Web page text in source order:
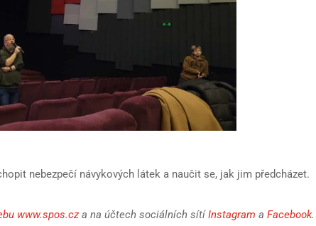
nebezpečí návykových látek a naučit se, jak jim předcházet.
www.spos.cz a na účtech sociálních sítíInstagram aFacebook.